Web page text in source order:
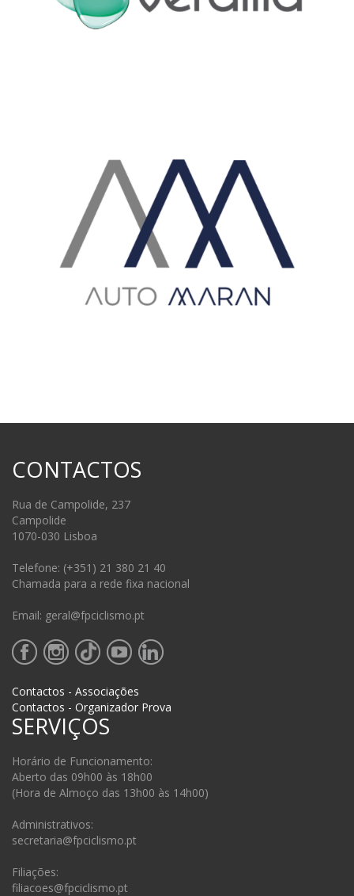
CONTACTOS
Rua de Campolide, 237
Campolide
1070-030 Lisboa
Telefone: (+351) 21 380 21 40
Chamada para a rede fixa nacional
Email: geral@fpciclismo.pt
Contactos - Associações
Contactos - Organizador Prova
SERVIÇOS
Horário de Funcionamento:
Aberto das 09h00 às 18h00
(Hora de Almoço das 13h00 às 14h00)
Administrativos:
secretaria@fpciclismo.pt
Filiações:
filiacoes@fpciclismo.pt